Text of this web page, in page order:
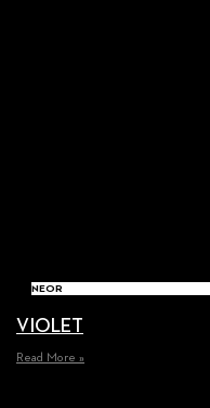
NEOR
VIOLET
Read More »